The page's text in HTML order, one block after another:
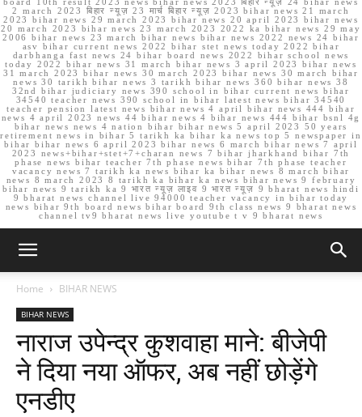
2 march 2023 बिहार न्यूज़ 23 मार्च बिहार न्यूज़ 2023 bihar news 21 march
2023 bihar news 29 march 2023 bihar news 20 april 2023 bihar news
20 march 2023 bihar news 23 march 2023 2022 ka bihar news 29 may
2006 bihar news 23 march bihar news bihar news 2022 news 24 bihar
asv bihar current news 2022 bihar stet news today 2022 bihar
darbhanga fast news 24 bihar board news 2022 bihar school news
today 2022 bihar news 31 march bihar news 3 april 2023 bihar news
31 march 2023 bihar news 30 march 2023 bihar news 30 march bihar
news 30 tarikh bihar news 3 tarikh bihar news 360 bihar news 38
32nd bihar judiciary news 390 school in bihar current news bihar
34540 teacher news 390 school in bihar latest news bihar 34540
teacher pension latest news bihar news 4 april bihar news 444 bihar
news 4 april 2023 news 44 bihar news 4 bihar news 444 bihar bsnl 4g
bihar news news 4 nation bihar bihar news 5 april 2023 50 years
retirement news in bihar 5 tarikh ka bihar ka news top 5 newspaper in
bihar bihar news 6 april 2023 bihar news 6 march bihar news 7 april
2023 news+bihar+stet+7+charan news 7 bihar jharkhand bihar 7th
phase news bihar teacher 7th phase news bihar 7th phase teacher
vacancy news 7 tarikh ka news bihar ka bihar news 8 march bihar
news 8 march 2023 8 tarikh ka bihar ka news bihar news 9 february
bihar news 9 tarikh ka 9 भारत न्यूज़ लाइव 9 भारत न्यूज़ 9 bharat news hindi
9 bharat news channel live 94000 teacher vacancy in bihar today
news bihar 9th board news bihar board 9th class news 9 bharat news
channel tv9 bharat news live youtube t v 9 bharat news
Home BIHAR NEWS
BIHAR NEWS
नाराज उपेन्द्र कुशवाहा माने: बीजेपी
ने दिया नया ऑफर, अब नहीं छोड़ेंगे
एनडीए